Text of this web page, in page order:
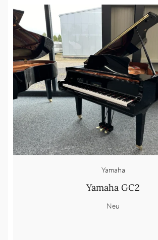
Yamaha
Yamaha GC2
Neu